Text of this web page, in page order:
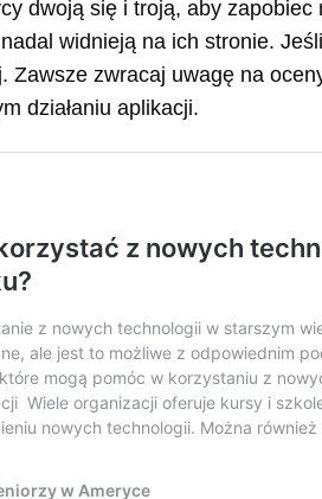
dwoją się i troją, aby
widnieją na ich stronie.
Zawsze zwracaj uwagę na
działaniu aplikacji.